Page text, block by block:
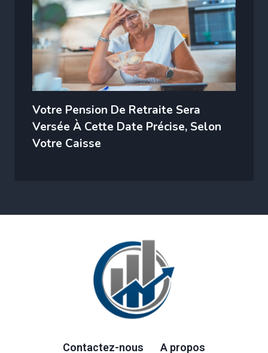
Votre Pension De Retraite Sera
Versée À Cette Date Précise, Selon
Votre Caisse
Contactez-nous A propos